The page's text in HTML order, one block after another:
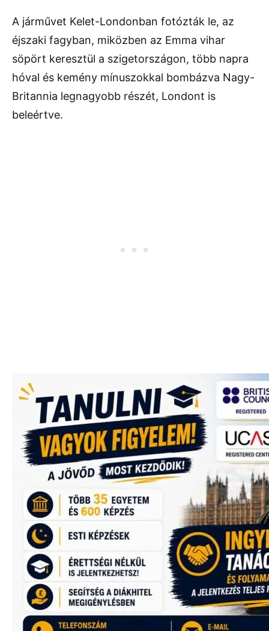
A járművet Kelet-Londonban fotózták le, az
éjszaki fagyban, miközben az Emma vihar
söpört keresztül a szigetországon, több napra
hóval és kemény mínuszokkal bombázva Nagy-
Britannia legnagyobb részét, Londont is
beleértve.